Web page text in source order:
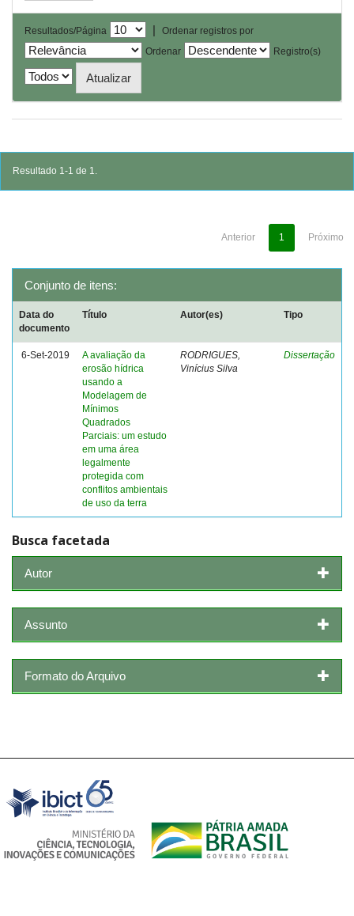
Resultados/Página |
Ordenar registros por
Ordenar
Registro(s)
Resultado 1-1 de 1.
Anterior 1 Próximo
Conjunto de itens:
Data do
documento
Título Autor(es) Tipo
6-Set-2019
A avaliação da
erosão hídrica
usando a
Modelagem de
Mínimos
Quadrados
Parciais: um estudo
em uma área
legalmente
protegida com
conflitos ambientais
de uso da terra
RODRIGUES,
Vinícius Silva
Dissertação
Busca facetada
Autor
Assunto
Formato do Arquivo